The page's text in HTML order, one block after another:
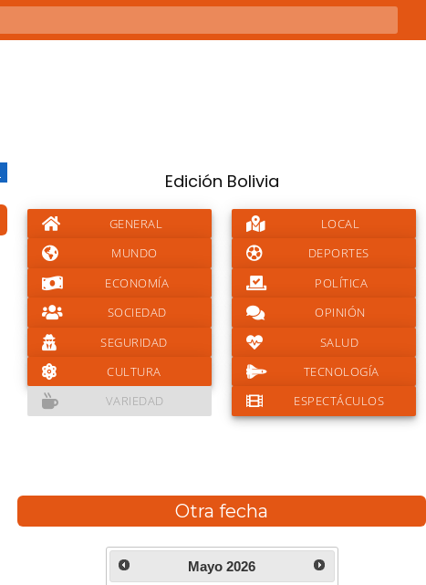
Edición Bolivia
GENERAL
LOCAL
MUNDO
DEPORTES
ECONOMÍA
POLÍTICA
SOCIEDAD
OPINIÓN
SEGURIDAD
SALUD
CULTURA
TECNOLOGÍA
VARIEDAD
ESPECTÁCULOS
Otra fecha
Mayo 2026